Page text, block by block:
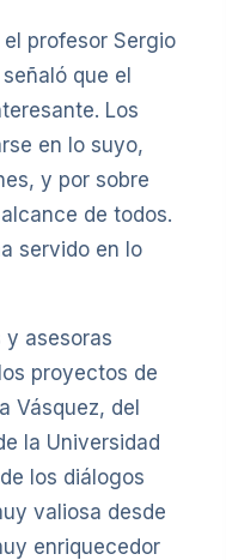
profesor Sergio
que el
Los
en lo suyo,
y por sobre
de todos.
servido en lo
y asesoras
proyectos de
Vásquez, del
la Universidad
los diálogos
valiosa desde
enriquecedor